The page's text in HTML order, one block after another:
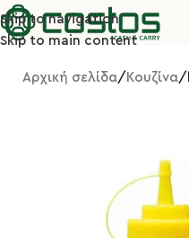
Skip to navigation
Skip to main content
Αρχική σελίδα Κουζίνα